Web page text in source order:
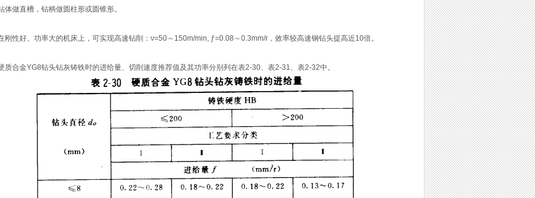
做直槽，钻柄做圆柱形或圆锥形。
性好、功率大的机床上，可实现高速钻削：ν=50～150m/min, ƒ=0.08～0.3mm/r，效率较高速钢钻头提高近10倍。
合金YG8钻头钻灰铸铁时的进给量、切削速度推荐值及其功率分别列在表2-30、表2-31、表2-32中。